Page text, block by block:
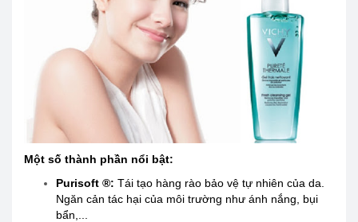
Một số thành phần nổi bật:
Purisoft ®: Tái tạo hàng rào bảo vệ tự nhiên của da.
Ngăn cản tác hại của môi trường như ánh nắng, bụi
bẩn,...